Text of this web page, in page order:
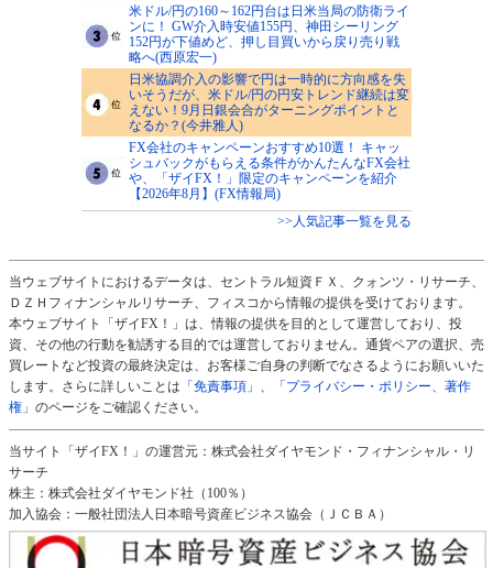
米ドル/円の160～162円台は日米当局の防衛ライ
ンに！ GW介入時安値155円、神田シーリング
152円が下値めど、押し目買いから戻り売り戦
略へ(西原宏一)
日米協調介入の影響で円は一時的に方向感を失
いそうだが、米ドル/円の円安トレンド継続は変
えない！9月日銀会合がターニングポイントと
なるか？(今井雅人)
FX会社のキャンペーンおすすめ10選！ キャッ
シュバックがもらえる条件がかんたんなFX会社
や、「ザイFX！」限定のキャンペーンを紹介
【2026年8月】(FX情報局)
>>人気記事一覧を見る
当ウェブサイトにおけるデータは、セントラル短資ＦＸ、クォンツ・リサーチ、
ＤＺＨフィナンシャルリサーチ、フィスコから情報の提供を受けております。
本ウェブサイト「ザイFX！」は、情報の提供を目的として運営しており、投
資、その他の行動を勧誘する目的では運営しておりません。通貨ペアの選択、売
買レートなど投資の最終決定は、お客様ご自身の判断でなさるようにお願いいた
します。さらに詳しいことは 「免責事項」 、
「プライバシー・ポリシー、著作
権」 のページをご確認ください。
当サイト「ザイFX！」の運営元：株式会社ダイヤモンド・フィナンシャル・リ
サーチ
株主：株式会社ダイヤモンド社（100％）
加入協会：一般社団法人日本暗号資産ビジネス協会（ＪＣＢＡ）